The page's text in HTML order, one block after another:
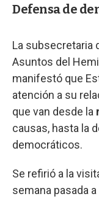
Defensa de
La subsecretaria
Asuntos del
manifestó que
atención a su
que van desde la
causas, hasta la
democráticos.
Se refirió a la
semana pasada